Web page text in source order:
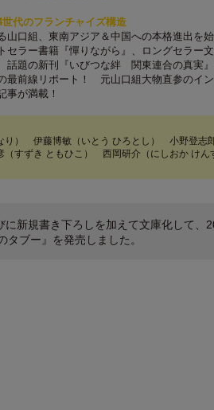
代のフランチャイズ構造
山口組、東南アジア＆中国への本格進出を
ラー書籍『憚りながら』、ロングセラー
話題の新刊『いびつな絆 関東連合の真実
最前線リポート！ 元山口組大物直参のイ
事が満載！
り） 伊藤博敏（いとう ひろとし） 小野登志
（すずき ともひこ） 西岡研介（にしおか け
に新規書き下ろしを加えて文庫化して、
タブー』を発売しました。